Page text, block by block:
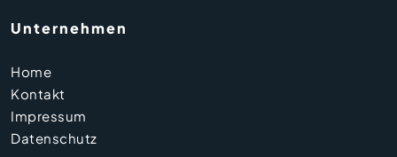
Unternehmen
Home
Kontakt
Impressum
Datenschutz